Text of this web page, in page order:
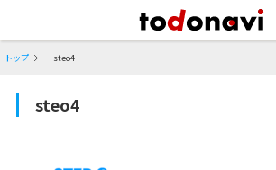
トップ steo4
steo4